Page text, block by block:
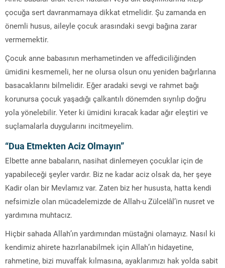
çocuğa sert davranmamaya dikkat etmelidir. Şu zamanda en
önemli husus, aileyle çocuk arasındaki sevgi bağına zarar
vermemektir.
Çocuk anne babasının merhametinden ve affediciliğinden
ümidini kesmemeli, her ne olursa olsun onu yeniden bağırlarına
basacaklarını bilmelidir. Eğer aradaki sevgi ve rahmet bağı
korunursa çocuk yaşadığı çalkantılı dönemden sıyrılıp doğru
yola yönelebilir. Yeter ki ümidini kıracak kadar ağır eleştiri ve
suçlamalarla duygularını incitmeyelim.
“Dua Etmekten Aciz Olmayın”
Elbette anne babaların, nasihat dinlemeyen çocuklar için de
yapabileceği şeyler vardır. Biz ne kadar aciz olsak da, her şeye
Kadir olan bir Mevlamız var. Zaten biz her hususta, hatta kendi
nefsimizle olan mücadelemizde de Allah-u Zülcelâl’in nusret ve
yardımına muhtacız.
Hiçbir sahada Allah’ın yardımından müstağni olamayız. Nasıl ki
kendimiz ahirete hazırlanabilmek için Allah’ın hidayetine,
rahmetine, bizi muvaffak kılmasına, ayaklarımızı hak yolda sabit